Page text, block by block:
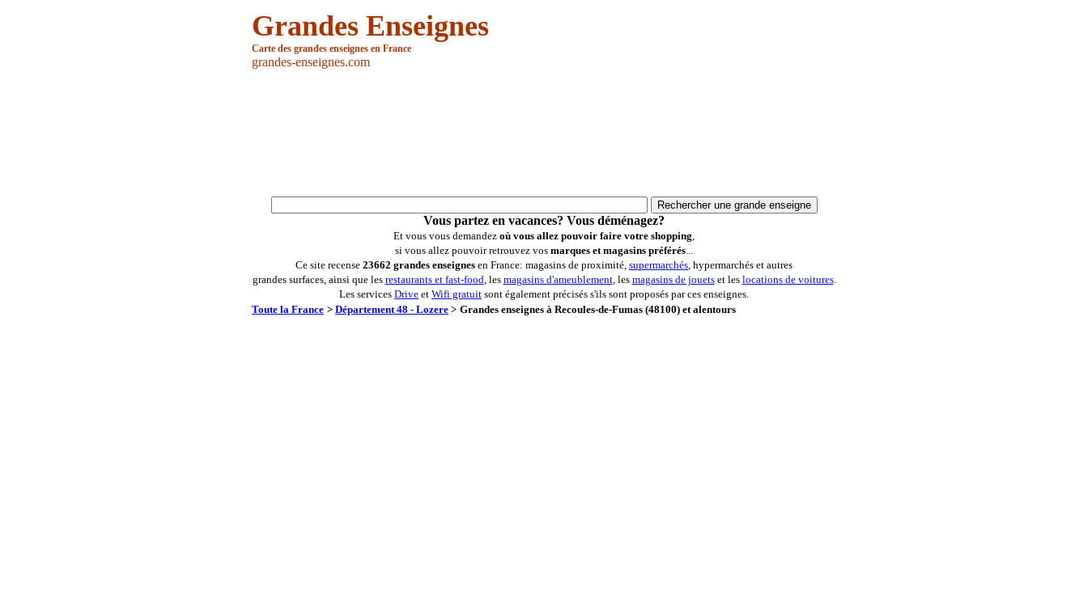
Grandes Enseignes
Carte des grandes enseignes en France
grandes-enseignes.com
Vous partez en vacances? Vous déménagez?
Et vous vous demandez où vous allez pouvoir faire votre shopping,
si vous allez pouvoir retrouvez vos marques et magasins préférés...
Ce site recense 23662 grandes enseignes en France: magasins de proximité, supermarchés, hypermarchés et autres
grandes surfaces, ainsi que les restaurants et fast-food, les magasins d'ameublement, les magasins de jouetset les locations de voitures.
Les services Drive et Wifi gratuit sont également précisés s'ils sont proposés par ces enseignes.
Toute la France > Département 48 - Lozere > Grandes enseignes à Recoules-de-Fumas (48100) et alentours